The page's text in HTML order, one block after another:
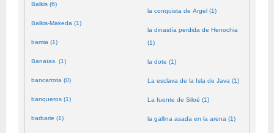
Balkis (6)
Balkis-Makeda (1)
bamia (1)
Banaïas. (1)
bancarrota (0)
banqueros (1)
barbarie (1)
la conquista de Argel (1)
la dinastía perdida de Henochia
(1)
la dote (1)
La esclava de la Isla de Java (1)
La fuente de Siloé (1)
la gallina asada en la arena (1)